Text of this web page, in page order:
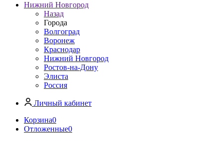
Нижний Новгород
Назад
Города
Волгоград
Воронеж
Краснодар
Нижний Новгород
Ростов-на-Дону
Элиста
Россия
Личный кабинет
Корзина0
Отложенные0